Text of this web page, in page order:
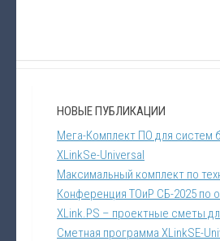
НОВЫЕ ПУБЛИКАЦИИ
Мега-Комплект ПО для систем
XLinkSe-Universal
Максимальный комплект по
Конференция ТОиР СБ-2025 по
XLink.PS – проектные сметы
Сметная программа XLinkSE-